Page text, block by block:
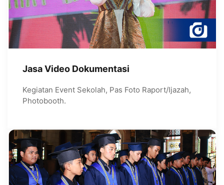
Jasa Video Dokumentasi
Kegiatan Event Sekolah, Pas Foto Raport/Ijazah,
Photobooth.